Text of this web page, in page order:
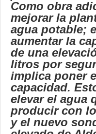
Como obra
mejorar la
agua potable;
aumentar la
de una
litros por
implica poner
capacidad.
elevar el agua
producir con
y el nuevo